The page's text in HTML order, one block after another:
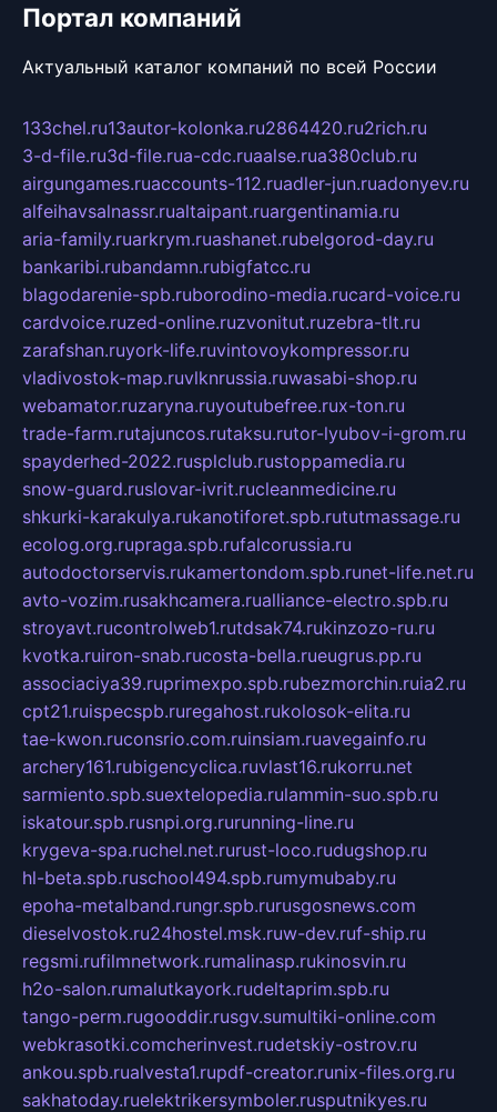
Портал компаний
Актуальный каталог компаний по всей России
133chel.ru13autor-kolonka.ru2864420.ru2rich.ru
3-d-file.ru3d-file.rua-cdc.ruaalse.rua380club.ru
airgungames.ruaccounts-112.ruadler-jun.ruadonyev.ru
alfeihavsalnassr.rualtaipant.ruargentinamia.ru
aria-family.ruarkrym.ruashanet.rubelgorod-day.ru
bankaribi.rubandamn.rubigfatcc.ru
blagodarenie-spb.ruborodino-media.rucard-voice.ru
cardvoice.ruzed-online.ruzvonitut.ruzebra-tlt.ru
zarafshan.ruyork-life.ruvintovoykompressor.ru
vladivostok-map.ruvlknrussia.ruwasabi-shop.ru
webamator.ruzaryna.ruyoutubefree.rux-ton.ru
trade-farm.rutajuncos.rutaksu.rutor-lyubov-i-grom.ru
spayderhed-2022.rusplclub.rustoppamedia.ru
snow-guard.ruslovar-ivrit.rucleanmedicine.ru
shkurki-karakulya.rukanotiforet.spb.rututmassage.ru
ecolog.org.rupraga.spb.rufalcorussia.ru
autodoctorservis.rukamertondom.spb.runet-life.net.ru
avto-vozim.rusakhcamera.rualliance-electro.spb.ru
stroyavt.rucontrolweb1.rutdsak74.rukinzozo-ru.ru
kvotka.ruiron-snab.rucosta-bella.rueugrus.pp.ru
associaciya39.ruprimexpo.spb.rubezmorchin.ruia2.ru
cpt21.ruispecspb.ruregahost.rukolosok-elita.ru
tae-kwon.ruconsrio.com.ruinsiam.ruavegainfo.ru
archery161.rubigencyclica.ruvlast16.rukorru.net
sarmiento.spb.suextelopedia.rulammin-suo.spb.ru
iskatour.spb.rusnpi.org.rurunning-line.ru
krygeva-spa.ruchel.net.rurust-loco.rudugshop.ru
hl-beta.spb.ruschool494.spb.rumymubaby.ru
epoha-metalband.rungr.spb.rurusgosnews.com
dieselvostok.ru24hostel.msk.ruw-dev.ruf-ship.ru
regsmi.rufilmnetwork.rumalinasp.rukinosvin.ru
h2o-salon.rumalutkayork.rudeltaprim.spb.ru
tango-perm.rugooddir.rusgv.sumultiki-online.com
webkrasotki.comcherinvest.rudetskiy-ostrov.ru
ankou.spb.rualvesta1.rupdf-creator.runix-files.org.ru
sakhatoday.ruelektrikersymboler.rusputnikyes.ru